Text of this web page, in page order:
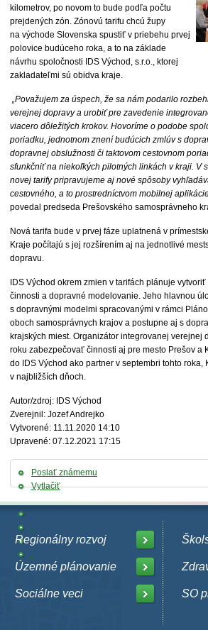
kilometrov, po novom to bude podľa počtu
prejdených zón. Zónovú tarifu chcú župy
na východe Slovenska spustiť v priebehu prvej
polovice budúceho roka, a to na základe
návrhu spoločnosti IDS Východ, s.r.o., ktorej
zakladateľmi sú obidva kraje.
„Považujem za úspech, že sa nám podarilo
verejnej dopravy a urobiť pre zavedenie
viacero dôležitých krokov. Hovoríme o podobe
poriadku, jednotnom znení budúcich zmlúv s
dopravnej obslužnosti či taktovom cestovnom
sfunkčniť na niekoľkých pilotných linkách v kraji. V
novej tarify pripravujeme aj nové spôsoby
cestovného, a to prostredníctvom mobilnej
povedal predseda Prešovského samosprávneho
Nová tarifa bude v prvej fáze uplatnená v
Kraje počítajú s jej rozšírením aj na jednotlivé
dopravu.
IDS Východ okrem zmien v tarifách plánuje
činnosti a dopravné modelovanie. Jeho hlavnou
s dopravnými modelmi spracovanými v rámci
oboch samosprávnych krajov a postupne aj s
krajských miest. Organizátor integrovanej verejnej
roku zabezpečovať činnosti aj pre mesto Prešov a
do IDS Východ ako partner v septembri tohto
v najbližších dňoch.
Autor/zdroj: IDS Východ
Zverejnil: Jozef Andrejko
Vytvorené: 11.11.2020 14:10
Upravené: 07.12.2021 17:15
Poslať známemu
Vytlačiť
Regionálny rozvoj
Územné plánovanie
Sociálne veci SO